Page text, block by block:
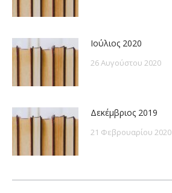
Ιούλιος 2020
26 Αυγούστου 2020
Δεκέμβριος 2019
21 Φεβρουαρίου 2020